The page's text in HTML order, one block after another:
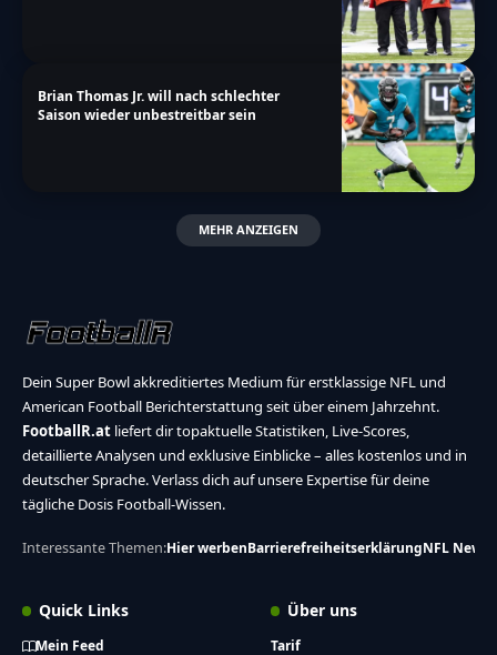
Brian Thomas Jr. will nach schlechter
Saison wieder unbestreitbar sein
MEHR ANZEIGEN
Dein Super Bowl akkreditiertes Medium für erstklassige NFL und
American Football Berichterstattung seit über einem Jahrzehnt.
FootballR.at liefert dir topaktuelle Statistiken, Live-Scores,
detaillierte Analysen und exklusive Einblicke – alles kostenlos und in
deutscher Sprache. Verlass dich auf unsere Expertise für deine
tägliche Dosis Football-Wissen.
Interessante Themen:Hier werbenBarrierefreiheitserklärungNFL News
Quick Links
Mein Feed
Über uns
Tarif